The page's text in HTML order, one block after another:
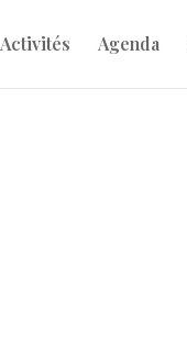
Activités Agenda